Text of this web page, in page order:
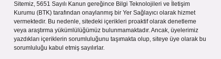
Sitemiz, 5651 Sayılı Kanun gereğince Bilgi Teknolojileri ve İletişim
Kurumu (BTK) tarafından onaylanmış bir Yer Sağlayıcı olarak hizmet
vermektedir. Bu nedenle, sitedeki içerikleri proaktif olarak denetleme
veya araştırma yükümlülüğümüz bulunmamaktadır. Ancak, üyelerimiz
yazdıkları içeriklerin sorumluluğunu taşımakta olup, siteye üye olarak bu
sorumluluğu kabul etmiş sayılırlar.